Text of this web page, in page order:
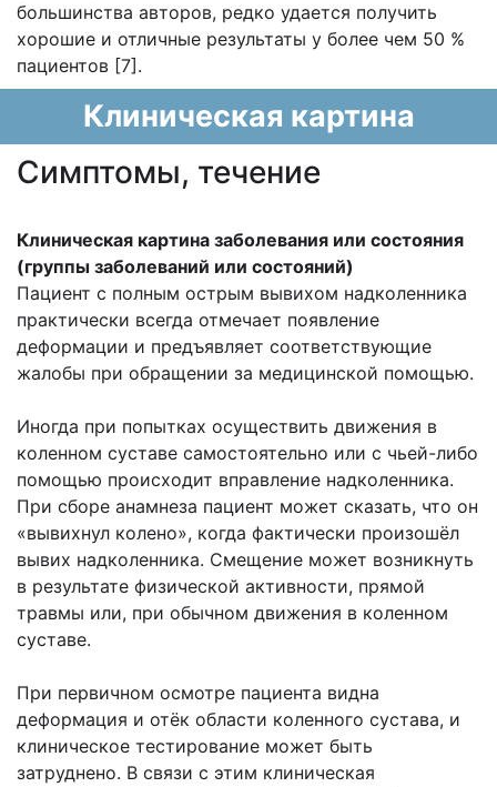
большинства авторов, редко удается получить
хорошие и отличные результаты у более чем 50 %
пациентов [7].
Клиническая картина
Cимптомы, течение
Клиническая картина заболевания или состояния
(группы заболеваний или состояний)
Пациент с полным острым вывихом надколенника
практически всегда отмечает появление
деформации и предъявляет соответствующие
жалобы при обращении за медицинской помощью.
Иногда при попытках осуществить движения в
коленном суставе самостоятельно или с чьей-либо
помощью происходит вправление надколенника.
При сборе анамнеза пациент может сказать, что он
«вывихнул колено», когда фактически произошёл
вывих надколенника. Смещение может возникнуть
в результате физической активности, прямой
травмы или, при обычном движения в коленном
суставе.
При первичном осмотре пациента видна
деформация и отёк области коленного сустава, и
клиническое тестирование может быть
затруднено. В связи с этим клиническая